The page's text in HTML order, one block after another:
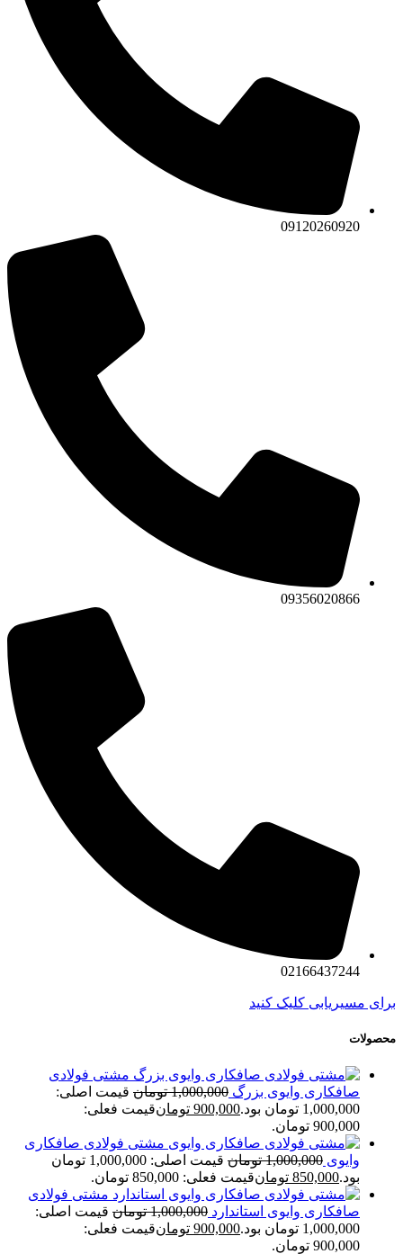
09120260920
09356020866
02166437244
برای مسیریابی کلیک کنید
محصولات
مشتی فولادی
صافکاری وایوی بزرگ 1,000,000 تومان قیمت اصلی:
1,000,000 تومان بود.
900,000 تومانقیمت فعلی:
900,000 تومان.
مشتی فولادی صافکاری
وایوی 1,000,000 تومان
قیمت اصلی: 1,000,000 تومان
بود.850,000 تومانقیمت فعلی: 850,000 تومان.
مشتی فولادی
صافکاری وایوی استاندارد 1,000,000 تومان قیمت اصلی:
1,000,000 تومان بود.
900,000 تومانقیمت فعلی:
900,000 تومان.